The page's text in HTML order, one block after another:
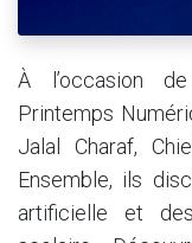
À l’occasion
Printemps
Jalal Charaf,
Ensemble, ils
artificielle et